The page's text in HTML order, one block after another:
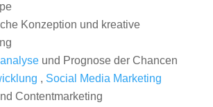
Konzeption und kreative
und Prognose der Chancen
, Social Media Marketing
Contentmarketing